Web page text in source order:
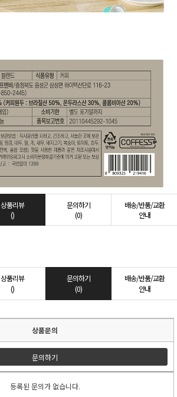
상품리뷰
()
문의하기
(0)
배송/반품/교환
안내
상품리뷰
()
문의하기
(0)
배송/반품/교환
안내
상품문의
문의하기
등록된 문의가 없습니다.